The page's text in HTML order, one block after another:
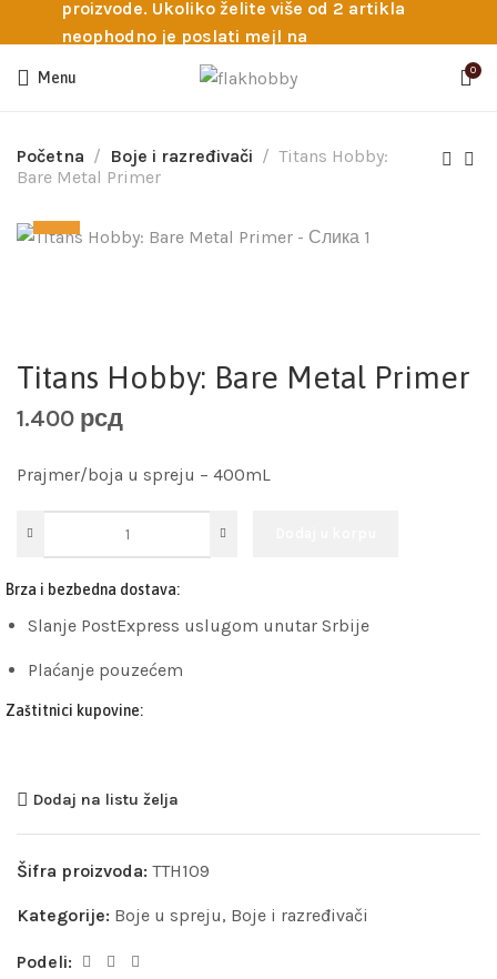
proizvode. Ukoliko želite više od 2 artikla
neophodno je poslati mejl na
info@flakhobby.com sa preciznim šiframa
proizvoda. Svakako nas možete pozvati
potrebna pomoć oko odabira.
Menu 0
Početna Boje i razređivači
Titans Hobby:
Bare Metal Primer
Titans Hobby: Bare Metal Primer
1.400 рсд
Prajmer/boja u spreju – 400mL
Brza i bezbedna dostava:
Slanje PostExpress uslugom unutar Srbije
Plaćanje pouzećem
Zaštitnici kupovine:
Dodaj na listu želja
Šifra proizvoda: TTH109
Kategorije: Boje u spreju, Boje i razređivači
Podeli: